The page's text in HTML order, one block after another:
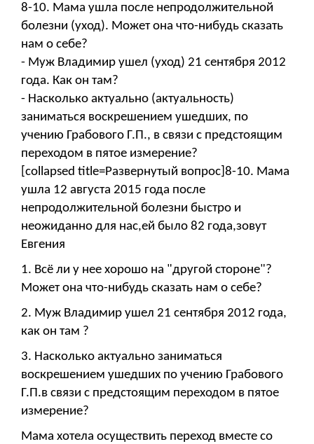
8-10. Мама ушла после непродолжительной
болезни (уход). Может она что-нибудь сказать
нам о себе?
- Муж Владимир ушел (уход) 21 сентября 2012
года. Как он там?
- Насколько актуально (актуальность)
заниматься воскрешением ушедших, по
учению Грабового Г.П., в связи с предстоящим
переходом в пятое измерение?
[collapsed title=Развернутый вопрос]8-10. Мама
ушла 12 августа 2015 года после
непродолжительной болезни быстро и
неожиданно для нас,ей было 82 года,зовут
Евгения
1. Всё ли у нее хорошо на "другой стороне"?
Может она что-нибудь сказать нам о себе?
2. Муж Владимир ушел 21 сентября 2012 года,
как он там ?
3. Насколько актуально заниматься
воскрешением ушедших по учению Грабового
Г.П.в связи с предстоящим переходом в пятое
измерение?
Мама хотела осуществить переход вместе со